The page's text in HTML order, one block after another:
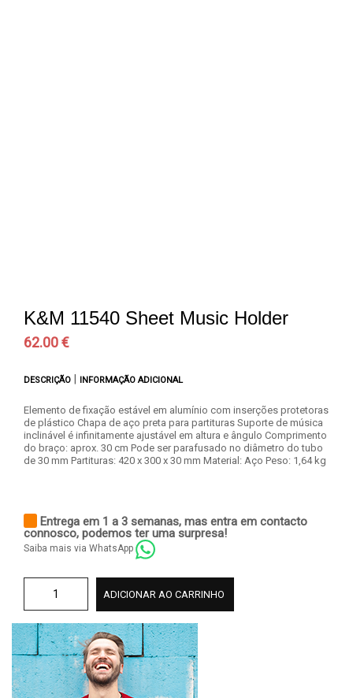
K&M 11540 Sheet Music Holder
62.00 €
DESCRIÇÃO | INFORMAÇÃO ADICIONAL
Elemento de fixação estável em alumínio com inserções protetoras
de plástico Chapa de aço preta para partituras Suporte de música
inclinável é infinitamente ajustável em altura e ângulo Comprimento
do braço: aprox. 30 cm Pode ser parafusado no diâmetro do tubo
de 30 mm Partituras: 420 x 300 x 30 mm Material: Aço Peso: 1,64 kg
Entrega em 1 a 3 semanas, mas entra em contacto
connosco, podemos ter uma surpresa!
Saiba mais via WhatsApp
ADICIONAR AO CARRINHO